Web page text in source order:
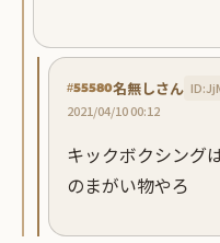
#55580名無しさん
2021/04/10 00:12
キックボクシング
のまがい物やろ